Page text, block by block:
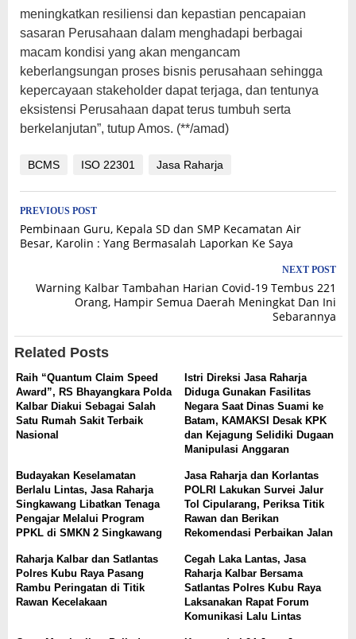
meningkatkan resiliensi dan kepastian pencapaian
sasaran Perusahaan dalam menghadapi berbagai
macam kondisi yang akan mengancam
keberlangsungan proses bisnis perusahaan sehingga
kepercayaan stakeholder dapat terjaga, dan tentunya
eksistensi Perusahaan dapat terus tumbuh serta
berkelanjutan”, tutup Amos. (**/amad)
BCMS ISO 22301 Jasa Raharja
Post
navigation
PREVIOUS POST
Pembinaan Guru, Kepala SD dan SMP Kecamatan Air
Besar, Karolin : Yang Bermasalah Laporkan Ke Saya
NEXT POST
Warning Kalbar Tambahan Harian Covid-19 Tembus 221
Orang, Hampir Semua Daerah Meningkat Dan Ini
Sebarannya
Related Posts
Raih “Quantum Claim Speed
Award”, RS Bhayangkara Polda
Kalbar Diakui Sebagai Salah
Satu Rumah Sakit Terbaik
Nasional
Istri Direksi Jasa Raharja
Diduga Gunakan Fasilitas
Negara Saat Dinas Suami ke
Batam, KAMAKSI Desak KPK
dan Kejagung Selidiki Dugaan
Manipulasi Anggaran
Budayakan Keselamatan
Berlalu Lintas, Jasa Raharja
Singkawang Libatkan Tenaga
Pengajar Melalui Program
PPKL di SMKN 2 Singkawang
Jasa Raharja dan Korlantas
POLRI Lakukan Survei Jalur
Tol Cipularang, Periksa Titik
Rawan dan Berikan
Rekomendasi Perbaikan Jalan
Raharja Kalbar dan Satlantas
Polres Kubu Raya Pasang
Rambu Peringatan di Titik
Rawan Kecelakaan
Cegah Laka Lantas, Jasa
Raharja Kalbar Bersama
Satlantas Polres Kubu Raya
Laksanakan Rapat Forum
Komunikasi Lalu Lintas